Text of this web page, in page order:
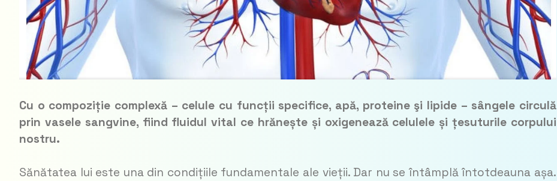
Cu o compoziție complexă – celule cu func­ții specifice, apă, proteine şi lipide – sângele circulă
prin vasele sangvine, fiind fluidul vital ce hrănește și oxigenează ce­lu­le­le și țesuturile corpului
nostru.
Sănătatea lui este una din condițiile fundamentale ale vieții. Dar nu se întâmplă întotdeauna așa.